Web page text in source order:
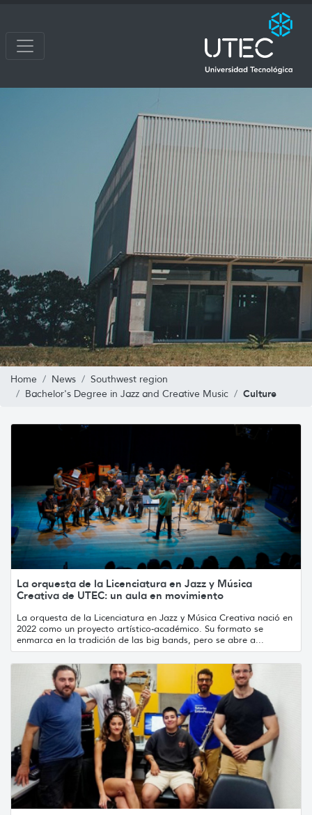
Home News
Southwest region
Bachelor's Degree in Jazz and Creative Music
Culture
La orquesta de la Licenciatura en Jazz y Música
Creativa de UTEC: un aula en movimiento
La orquesta de la Licenciatura en Jazz y Música Creativa nació en
2022 como un proyecto artístico-académico. Su formato se
enmarca en la tradición de las big bands, pero se abre a...